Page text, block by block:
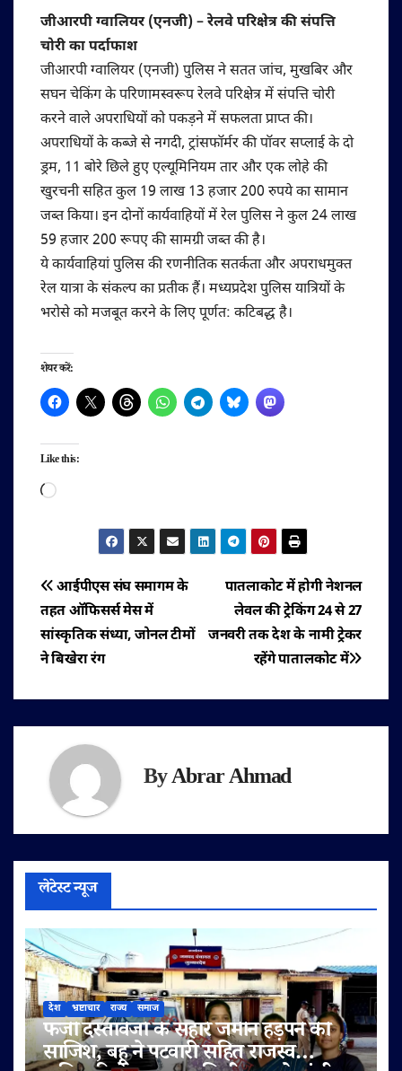
जीआरपी ग्वालियर (एनजी) – रेलवे परिक्षेत्र की संपत्ति
चोरी का पर्दाफाश
जीआरपी ग्वालियर (एनजी) पुलिस ने सतत जांच, मुखबिर और
सघन चेकिंग के परिणामस्‍वरूप रेलवे परिक्षेत्र में संपत्ति चोरी
करने वाले अपराधियों को पकड़ने में सफलता प्राप्त की।
अपराधियों के कब्जे से नगदी, ट्रांसफॉर्मर की पॉवर सप्लाई के दो
ड्रम, 11 बोरे छिले हुए एल्यूमिनियम तार और एक लोहे की
खुरचनी सहित कुल 19 लाख 13 हजार 200 रुपये का सामान
जब्त किया। इन दोनों कार्यवाहियों में रेल पुलिस ने कुल 24 लाख
59 हजार 200 रूपए की सामग्री जब्‍त की है।
ये कार्यवाहियां पुलिस की रणनीतिक सतर्कता और अपराधमुक्त
रेल यात्रा के संकल्प का प्रतीक हैं। मध्यप्रदेश पुलिस यात्रियों के
भरोसे को मजबूत करने के लिए पूर्णत: कटिबद्ध है।
शेयर करें:
Like this:
Loading…
पोस्ट
नेविगेशन
पातलाकोट में होगी नेशनल
लेवल की ट्रेकिंग 24 से 27
जनवरी तक देश के नामी ट्रेकर
रहेंगे पातालकोट में
आईपीएस संघ समागम के
तहत ऑफिसर्स मेस में
सांस्कृतिक संध्या, जोनल टीमों
ने बिखेरा रंग
ByAbrar Ahmad
लेटेस्ट न्यूज
देश भ्रष्टाचार राज्य समाज
फर्जी दस्तावेजों के सहारे जमीन हड़पने की
साजिश, बहू ने पटवारी सहित राजस्व